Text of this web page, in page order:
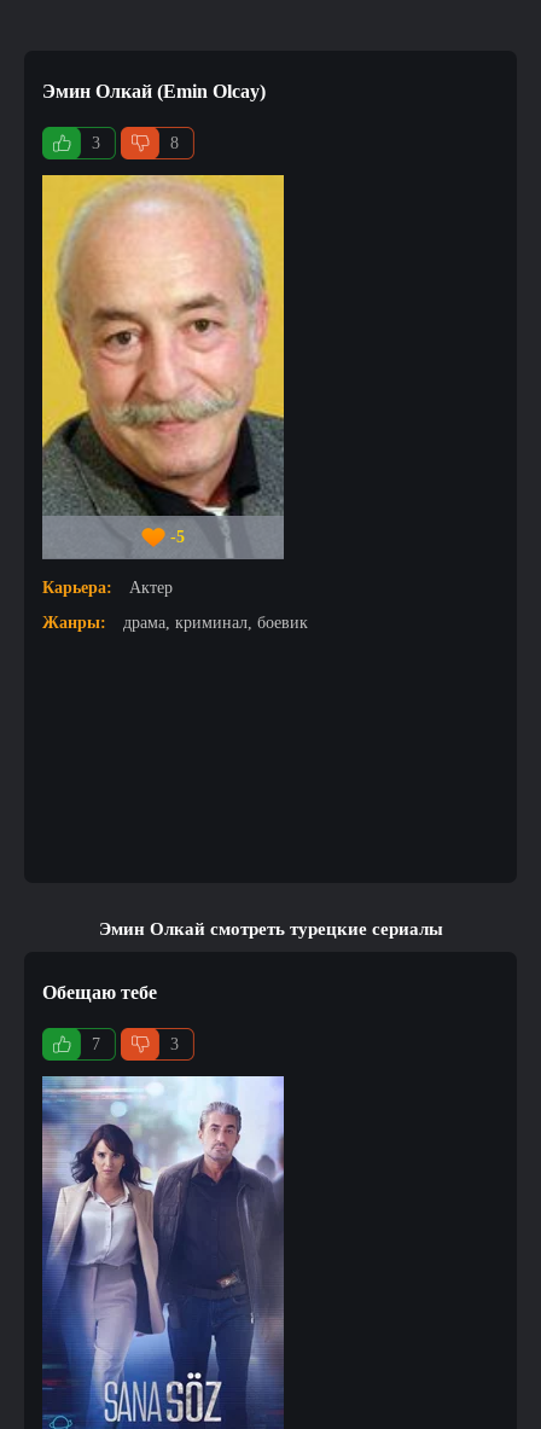
Эмин Олкай (Emin Olcay)
3 8
-5
Карьера:
Актер
Жанры:
драма, криминал, боевик
Эмин Олкай смотреть турецкие сериалы
Обещаю тебе
7 3